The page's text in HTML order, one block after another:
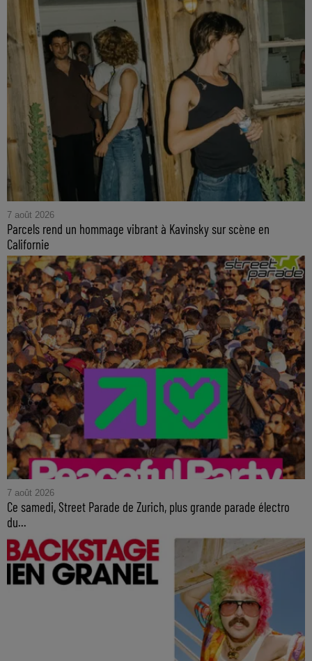
7 août 2026
Parcels rend un hommage vibrant à Kavinsky sur scène en
Californie
7 août 2026
Ce samedi, Street Parade de Zurich, plus grande parade électro
du...